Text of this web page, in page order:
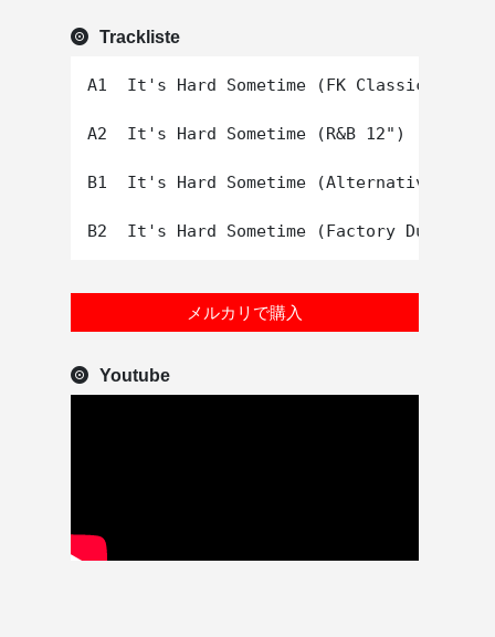
Trackliste
A1  It's Hard Sometime (FK Classic Club)
A2  It's Hard Sometime (R&B 12")
B1  It's Hard Sometime (Alternative 12")
メルカリで購入
Youtube